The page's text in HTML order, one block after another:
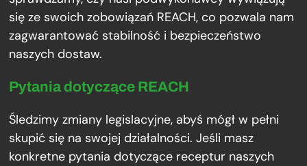
się ze swoich zobowiązań REACH, co pozwala nam
zagwarantować stabilność i bezpieczeństwo
naszych dostaw.
Pytania dotyczące REACH
Śledzimy zmiany legislacyjne, abyś mógł w pełni
skupić się na swojej działalności. Jeśli masz
konkretne pytania dotyczące receptur naszych